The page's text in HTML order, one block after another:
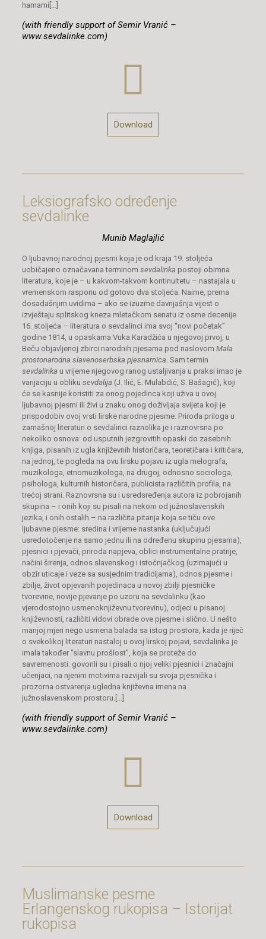
hamami[…]
(with friendly support of Semir Vranić –
www.sevdalinke.com)
Download
Leksiografsko određenje
sevdalinke
Munib Maglajlić
O ljubavnoj narodnoj pjesmi koja je od kraja 19. stoljeća
uobičajeno označavana terminom sevdalinka postoji obimna
literatura, koje je – u kakvom-takvom kontinuitetu – nastajala u
vremenskom rasponu od gotovo dva stoljeća. Naime, prema
dosadašnjim uvidima – ako se izuzme davnjašnja vijest o
izvještaju splitskog kneza mletačkom senatu iz osme decenije
16. stoljeća – literatura o sevdalinci ima svoj “novi početak”
godine 1814, u opaskama Vuka Karadžića u njegovoj prvoj, u
Beču objavljenoj zbirci narodnih pjesama pod naslovom Mala
prostonarodna slavenoserbska pjesnarnica. Sam termin
sevdalinka u vrijeme njegovog ranog ustaljivanja u praksi imao je
varijaciju u obliku sevdalija (J. Ilić, E. Mulabdić, S. Bašagić), koji
će se kasnije koristiti za onog pojedinca koji uživa u ovoj
ljubavnoj pjesmi ili živi u znaku onog doživljaja svijeta koji je
prispodobiv ovoj vrsti lirske narodne pjesme. Priroda priloga u
zamašnoj literaturi o sevdalinci raznolika je i raznovrsna po
nekoliko osnova: od usputnih jezgrovitih opaski do zasebnih
knjiga, pisanih iz ugla književnih historičara, teoretičara i kritičara,
na jednoj, te pogleda na ovu lirsku pojavu iz ugla melografa,
muzikologa, etnomuzikologa, na drugoj, odnosno sociologa,
psihologa, kulturnih historičara, publicista različitih profila, na
trećoj strani. Raznovrsna su i usredsređenja autora iz pobrojanih
skupina – i onih koji su pisali na nekom od južnoslavenskih
jezika, i onih ostalih – na različita pitanja koja se tiču ove
ljubavne pjesme: sredina i vrijeme nastanka (uključujući
usredotočenje na samo jednu ili na određenu skupinu pjesama),
pjesnici i pjevači, priroda napjeva, oblici instrumentalne pratnje,
načini širenja, odnos slavenskog i istočnjačkog (uzimajući u
obzir uticaje i veze sa susjednim tradicijama), odnos pjesme i
zbilje, život opjevanih pojedinaca u novoj zbilji pjesničke
tvorevine, novije pjevanje po uzoru na sevdalinku (kao
vjerodostojno usmenoknjiževnu tvorevinu), odjeci u pisanoj
književnosti, različiti vidovi obrade ove pjesme i slično. U nešto
manjoj mjeri nego usmena balada sa istog prostora, kada je riječ
o svekolikoj literaturi nastaloj u ovoj lirskoj pojavi, sevdalinka je
imala također “slavnu prošlost”, koja se proteže do
savremenosti: govorili su i pisali o njoj veliki pjesnici i značajni
učenjaci, na njenim motivima razvijali su svoja pjesnička i
prozorna ostvarenja ugledna književna imena na
južnoslavenskom prostoru.[…]
(with friendly support of Semir Vranić –
www.sevdalinke.com)
Download
Muslimanske pesme
Erlangenskog rukopisa – Istorijat
rukopisa